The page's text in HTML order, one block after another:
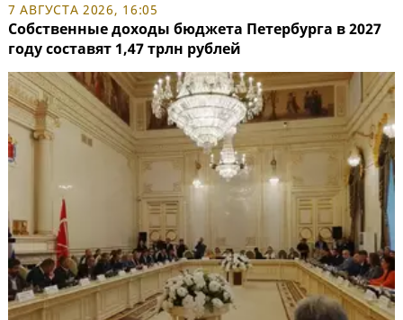
7 АВГУСТА 2026, 16:05
Собственные доходы бюджета Петербурга в 2027
году составят 1,47 трлн рублей